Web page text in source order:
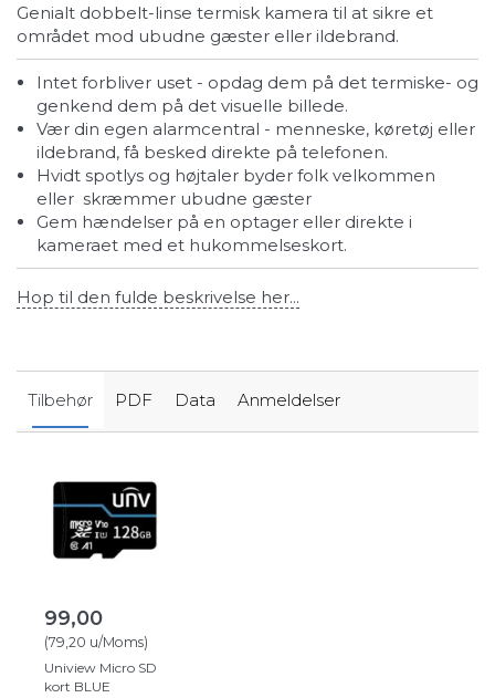
Genialt dobbelt-linse termisk kamera til at sikre et
området mod ubudne gæster eller ildebrand.
Intet forbliver uset - opdag dem på det termiske- og
genkend dem på det visuelle billede.
Vær din egen alarmcentral - menneske, køretøj eller
ildebrand, få besked direkte på telefonen.
Hvidt spotlys og højtaler byder folk velkommen
eller skræmmer ubudne gæster
Gem hændelser på en optager eller direkte i
kameraet med et hukommelseskort.
Hop til den fulde beskrivelse her...
Tilbehør PDF Data Anmeldelser
99,00
(79,20 u/Moms)
Uniview Micro SD
kort BLUE